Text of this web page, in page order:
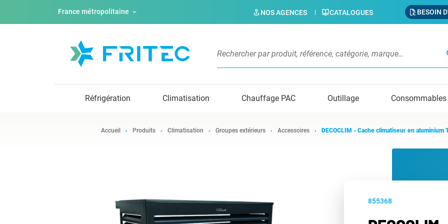
France métropolitaine NOS AGENCES CATALOGUES BESOIN
Réfrigération Climatisation Chauffage PAC Outillage Consommables
Accueil Produits Climatisation Groupes extérieurs Accessoires DECOCLIM - Cache climatiseur en
855368